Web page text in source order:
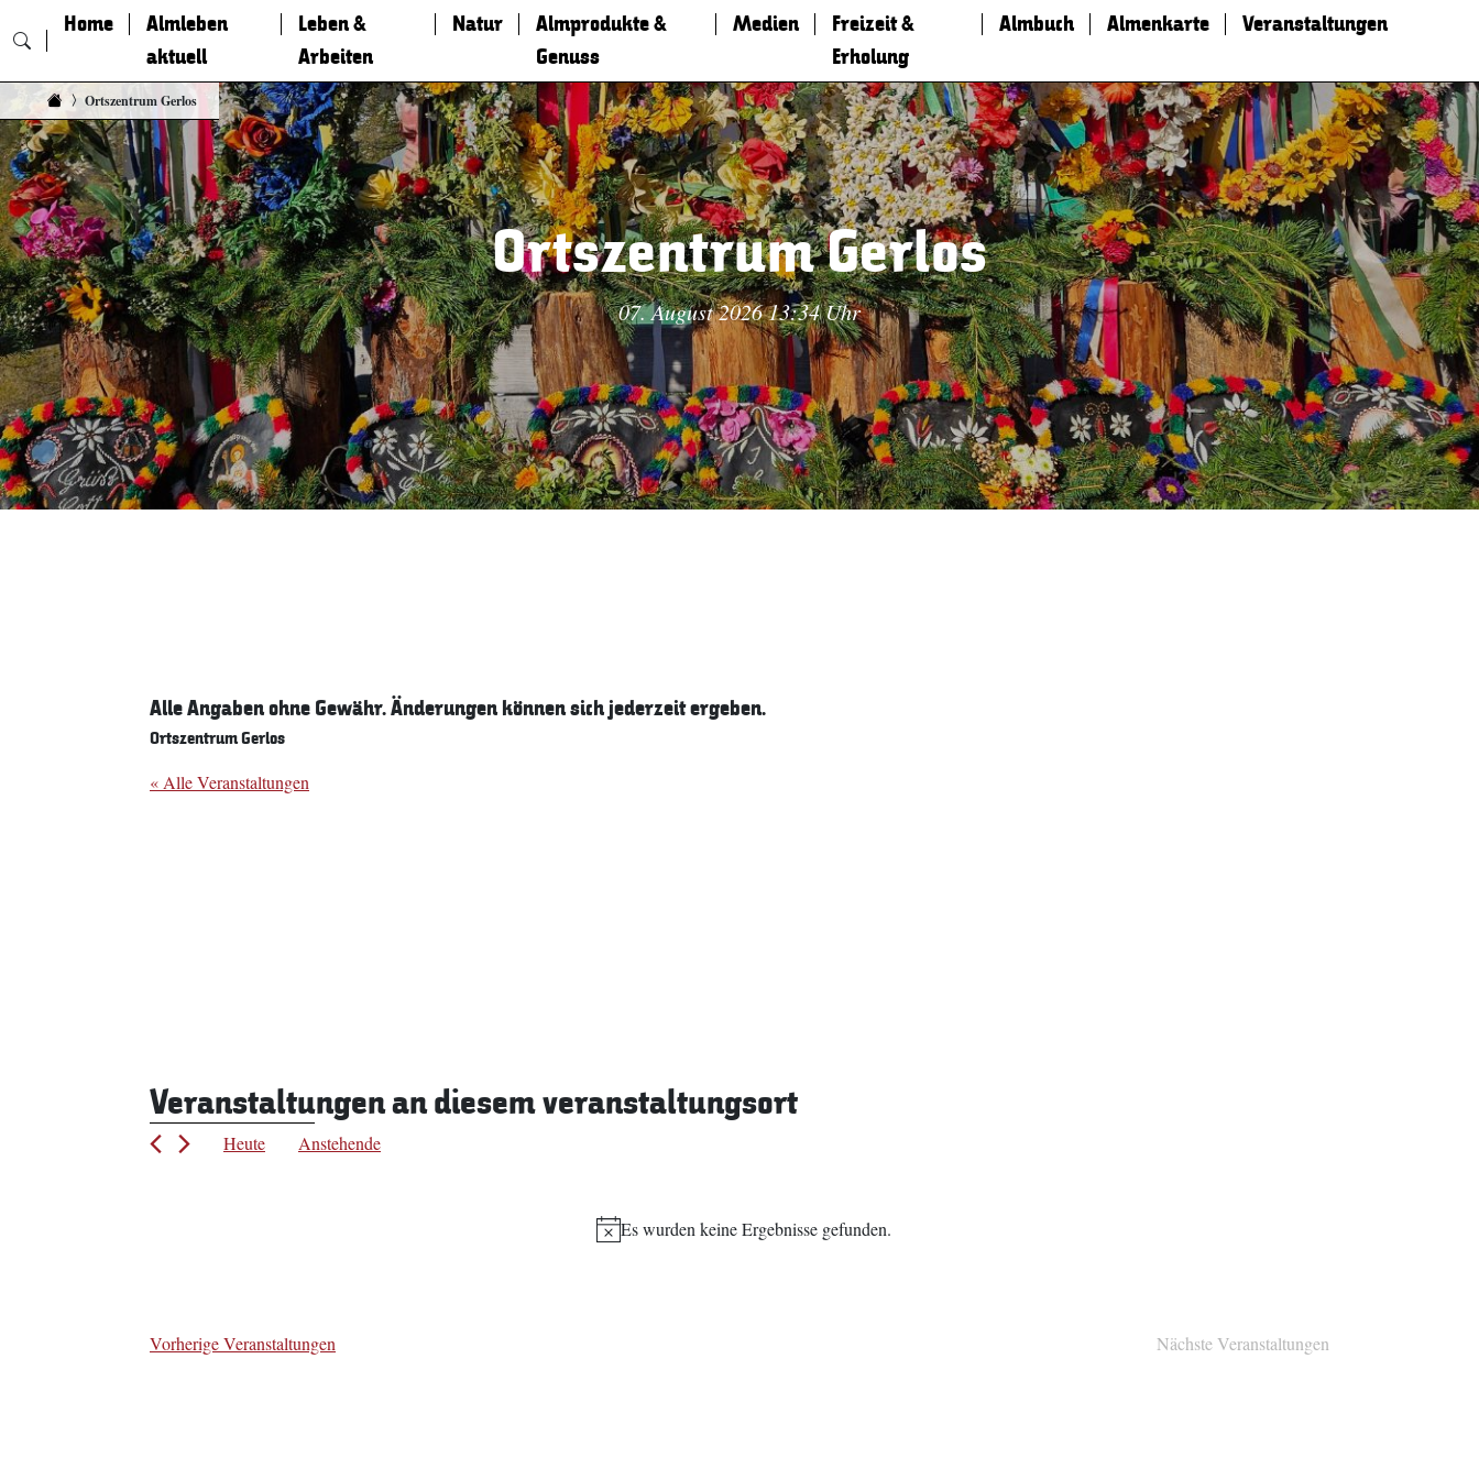
Zum Inhalt springen
Home
Almleben
aktuell
Leben &
Arbeiten
Natur
Almprodukte &
Genuss
Medien
Freizeit &
Erholung
Almbuch Almenkarte Veranstaltungen
Ortszentrum Gerlos
Ortszentrum Gerlos
07. August 2026 13:34 Uhr
Alle Angaben ohne Gewähr. Änderungen können sich jederzeit ergeben.
Ortszentrum Gerlos
« Alle Veranstaltungen
Veranstaltungen an diesem veranstaltungsort
Hinweis
Es wurden keine Ergebnisse gefunden.
Heute
Anstehende
VorherigeVeranstaltungen NächsteVeranstaltungen